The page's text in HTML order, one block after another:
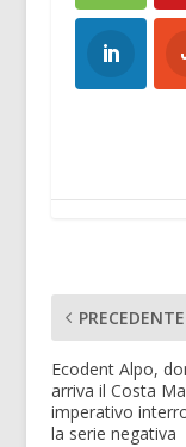
PRECEDENTE
Ecodent Alpo,
arriva il Costa
imperativo
la serie negativa